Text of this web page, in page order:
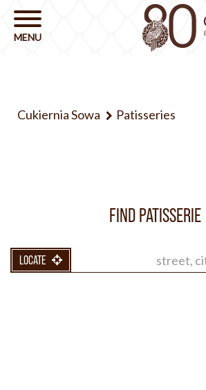
Cukiernia Sowa Patisseries
FIND PATISSERIE
LOCATE